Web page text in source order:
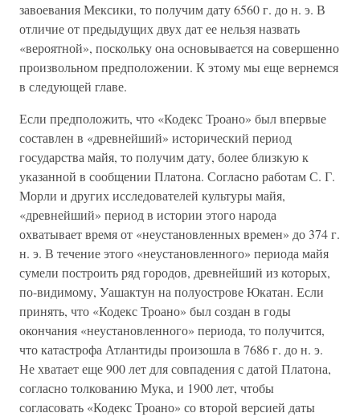
завоевания Мексики, то получим дату 6560 г. до н. э. В
отличие от предыдущих двух дат ее нельзя назвать
«вероятной», поскольку она основывается на совершенно
произвольном предположении. К этому мы еще вернемся
в следующей главе.
Если предположить, что «Кодекс Троано» был впервые
составлен в «древнейший» исторический период
государства майя, то получим дату, более близкую к
указанной в сообщении Платона. Согласно работам С. Г.
Морли и других исследователей культуры майя,
«древнейший» период в истории этого народа
охватывает время от «неустановленных времен» до 374 г.
н. э. В течение этого «неустановленного» периода майя
сумели построить ряд городов, древнейший из которых,
по-видимому, Уашактун на полуострове Юкатан. Если
принять, что «Кодекс Троано» был создан в годы
окончания «неустановленного» периода, то получится,
что катастрофа Атлантиды произошла в 7686 г. до н. э.
Не хватает еще 900 лет для совпадения с датой Платона,
согласно толкованию Мука, и 1900 лет, чтобы
согласовать «Кодекс Троано» со второй версией даты